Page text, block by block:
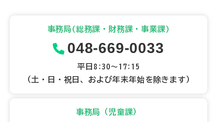
事務局(総務課・財務課・事業課)
048-669-0033
平日8:30～17:15
（土・日・祝日、および年末年始を除きます）
事務局（児童課）